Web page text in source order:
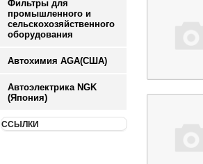
Фильтры для
промышленного и
сельскохозяйственного
оборудования
Автохимия AGA(США)
Автоэлектрика NGK
(Япония)
ССЫЛКИ